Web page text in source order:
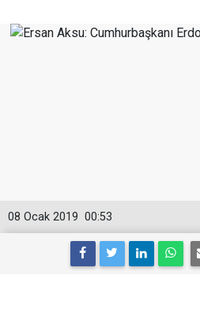
00:53
08 Ocak 2019